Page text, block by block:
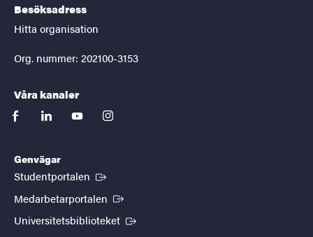
Besöksadress
Hitta organisation
Org. nummer: 202100-3153
Våra kanaler
facebooklinkedinyoutubeinstagram
Genvägar
Studentportalen (Extern länk)
Medarbetarportalen (Extern länk)
Universitetsbiblioteket (Extern länk)